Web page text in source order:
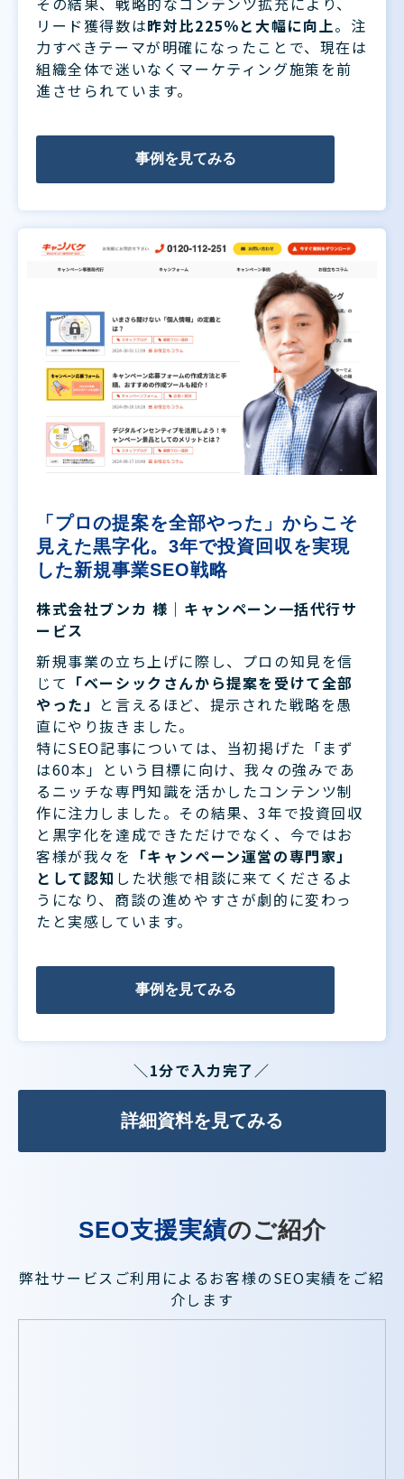
リード獲得数は昨対比225％と大幅に向上。注
力すべきテーマが明確になったことで、現在は
組織全体で迷いなくマーケティング施策を前
進させられています。
事例を見てみる
「プロの提案を全部やった」からこそ
見えた黒字化。3年で投資回収を実現
した新規事業SEO戦略
株式会社ブンカ 様｜キャンペーン一括代行サ
ービス
新規事業の立ち上げに際し、プロの知見を信
じて 「ベーシックさんから提案を受けて全部
やった」 と言えるほど、提示された戦略を愚
直にやり抜きました。
特にSEO記事については、当初掲げた「まず
は60本」という目標に向け、我々の強みであ
るニッチな専門知識を活かしたコンテンツ制
作に注力しました。その結果、3年で投資回収
と黒字化を達成できただけでなく、今ではお
客様が我々を 「キャンペーン運営の専門家」
として認知 した状態で相談に来てくださるよ
うになり、商談の進めやすさが劇的に変わっ
たと実感しています。
事例を見てみる
＼1分で入力完了／
詳細資料を見てみる
SEO支援実績のご紹介
弊社サービスご利用によるお客様のSEO実績をご紹
介します